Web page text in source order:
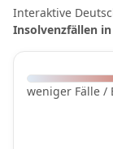
Interaktive
Insolvenzfällen
weniger Fälle /